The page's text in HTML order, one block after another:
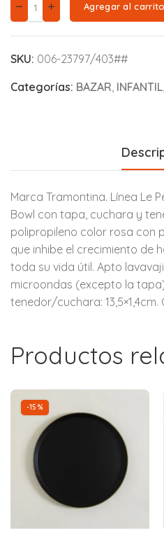
Agregar al carrito
SKU: 006-23797/403##
Categorías: BAZAR INFANTIL
Marca Tramontina. Línea Le
Bowl con tapa, cuchara y
polipropileno color rosa con
que inhibe el crecimiento de
toda su vida útil. Apto
microondas (excepto la
tenedor/cuchara:
Productos
-15%